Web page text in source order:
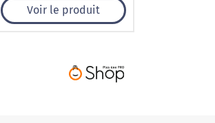
Voir le produit